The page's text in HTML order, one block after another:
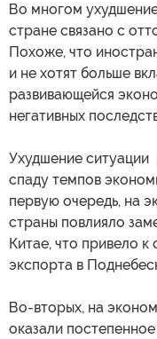
Во многом
стране связано с
Похоже, что
и не хотят больше
развивающейся
негативных
Ухудшение
спаду темпов
первую очередь, на
страны повлияло
Китае, что привело
экспорта в
Во-вторых, на
оказали